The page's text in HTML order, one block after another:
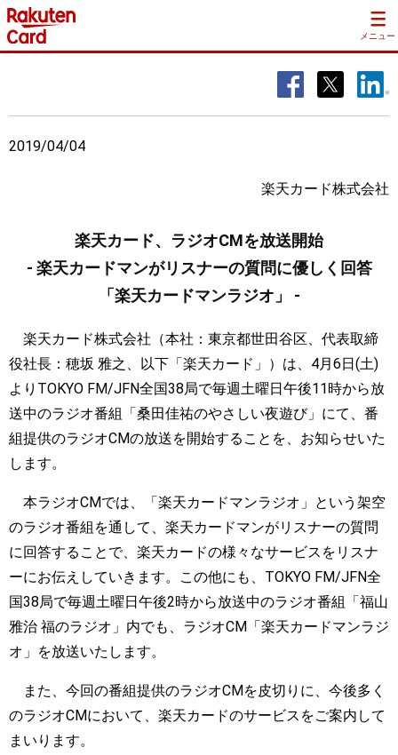
メニュー
2019/04/04
楽天カード株式会社
楽天カード、ラジオCMを放送開始
- 楽天カードマンがリスナーの質問に優しく回答
「楽天カードマンラジオ」 -
楽天カード株式会社（本社：東京都世田谷区、代表取締
役社長：穂坂 雅之、以下「楽天カード」）は、4月6日(土)
よりTOKYO FM/JFN全国38局で毎週土曜日午後11時から放
送中のラジオ番組「桑田佳祐のやさしい夜遊び」にて、番
組提供のラジオCMの放送を開始することを、お知らせいた
します。
本ラジオCMでは、「楽天カードマンラジオ」という架空
のラジオ番組を通して、楽天カードマンがリスナーの質問
に回答することで、楽天カードの様々なサービスをリスナ
ーにお伝えしていきます。この他にも、TOKYO FM/JFN全
国38局で毎週土曜日午後2時から放送中のラジオ番組「福山
雅治 福のラジオ」内でも、ラジオCM「楽天カードマンラジ
オ」を放送いたします。
また、今回の番組提供のラジオCMを皮切りに、今後多く
のラジオCMにおいて、楽天カードのサービスをご案内して
まいります。